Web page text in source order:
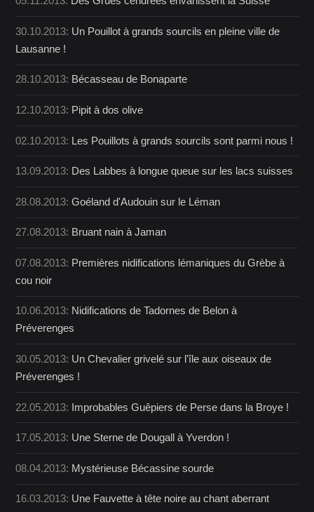
30.10.2013: Un Pouillot à grands sourcils en pleine ville de
Lausanne !
28.10.2013: Bécasseau de Bonaparte
12.10.2013: Pipit à dos olive
02.10.2013: Les Pouillots à grands sourcils sont parmi nous !
13.09.2013: Des Labbes à longue queue sur les lacs suisses
28.08.2013:Goéland d'Audouin sur le Léman
27.08.2013: Bruant nain à Jaman
07.08.2013: Premières nidifications lémaniques du Grèbe à
cou noir
10.06.2013: Nidifications de Tadornes de Belon à
Préverenges
30.05.2013: Un Chevalier grivelé sur l'île aux oiseaux de
Préverenges !
22.05.2013: Improbables Guêpiers de Perse dans la Broye !
17.05.2013: Une Sterne de Dougall à Yverdon !
08.04.2013: Mystérieuse Bécassine sourde
16.03.2013: Une Fauvette à tête noire au chant aberrant